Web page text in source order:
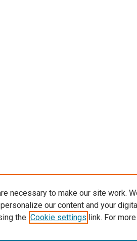
necessary to make our site work.
our content and your
the Cookie settings link. For